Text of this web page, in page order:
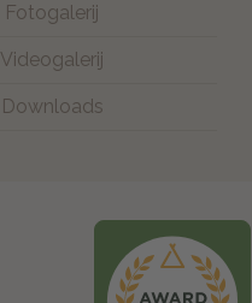
Fotogalerij
Videogalerij
Downloads